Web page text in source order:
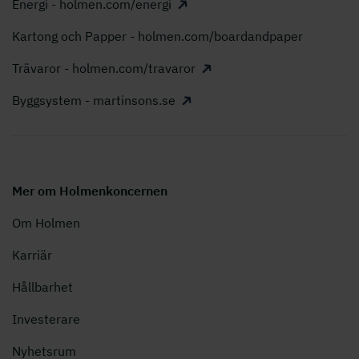
Energi - holmen.com/energi
Kartong och Papper - holmen.com/boardandpaper
Trävaror - holmen.com/travaror
Byggsystem - martinsons.se
Mer om Holmenkoncernen
Om Holmen
Karriär
Hållbarhet
Investerare
Nyhetsrum